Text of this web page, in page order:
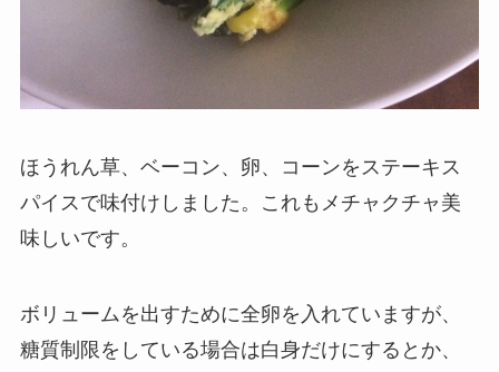
ほうれん草、ベーコン、卵、コーンをステーキス
パイスで味付けしました。これもメチャクチャ美
味しいです。
ボリュームを出すために全卵を入れていますが、
糖質制限をしている場合は白身だけにするとか、